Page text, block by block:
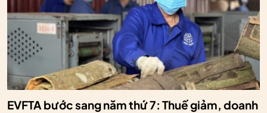
EVFTA bước sang năm thứ 7: Thuế giảm, doanh